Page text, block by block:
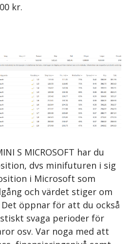
kr.
S MICROSOFT har du
dvs minifuturen i sig
i Microsoft som
och värdet stiger om
öppnar för att du också
svaga perioder för
osv. Var noga med att